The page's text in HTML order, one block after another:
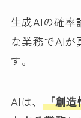
生成AIの確率
な業務でAIが
す。
AIは、 「創造